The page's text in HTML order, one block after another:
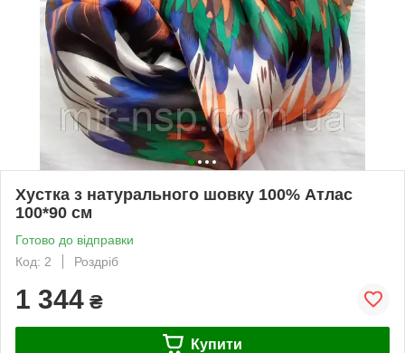
Хустка з натурального шовку 100% Атлас
100*90 см
Готово до відправки
Код: 2
Роздріб
1 344 ₴
Купити